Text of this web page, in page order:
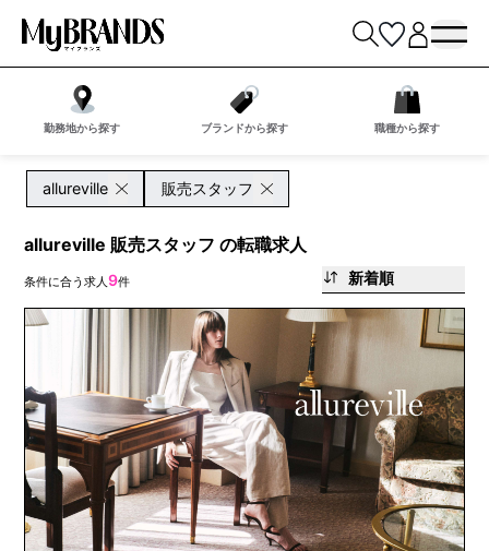
勤務地から探す ブランドから探す 職種から探す
allureville 販売スタッフ
allureville 販売スタッフ の転職求人
条件に合う求人9件 新着順